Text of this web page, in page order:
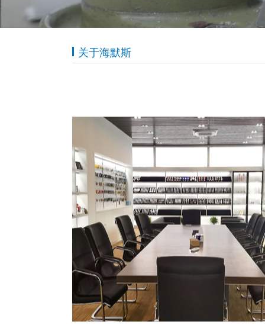
关于海默斯